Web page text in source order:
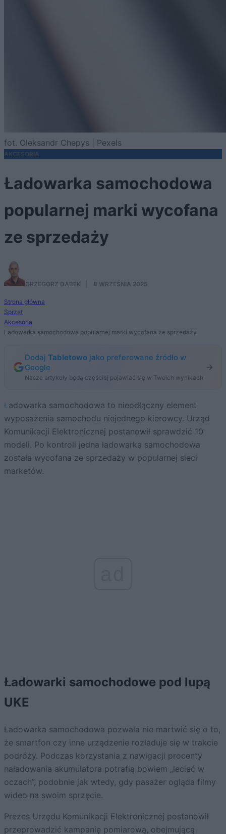
fot. Oleksandr Chepys | Pexels
AKCESORIA
Ładowarka samochodowa
popularnej marki wycofana
ze sprzedaży
GRZEGORZ DĄBEK 8 WRZEŚNIA 2025
Strona główna
Sprzęt
Akcesoria
Ładowarka samochodowa popularnej marki wycofana ze sprzedaży
Dodaj Tabletowo jako preferowane źródło w
Google
Nasze artykuły będą częściej pojawiać się w Twoich wynikach
Ładowarka samochodowa to nieodłączny element
wyposażenia samochodu niejednego kierowcy. Urząd
Komunikacji Elektronicznej postanowił sprawdzić 10
modeli. Po kontroli jedna ładowarka samochodowa
została wycofana ze sprzedaży w popularnej sieci
marketów.
Ładowarki samochodowe pod lupą
UKE
Ładowarka samochodowa pozwala nie martwić się o to,
że smartfon czy inne urządzenie rozładuje się w trakcie
podróży. Podczas korzystania z nawigacji procenty
naładowania akumulatora potrafią bowiem „lecieć w
oczach”, podobnie jak wtedy, gdy pasażer ogląda filmy
wideo na swoim sprzęcie.
Prezes Urzędu Komunikacji Elektronicznej postanowił
przeprowadzić kampanię pomiarową, obejmującą